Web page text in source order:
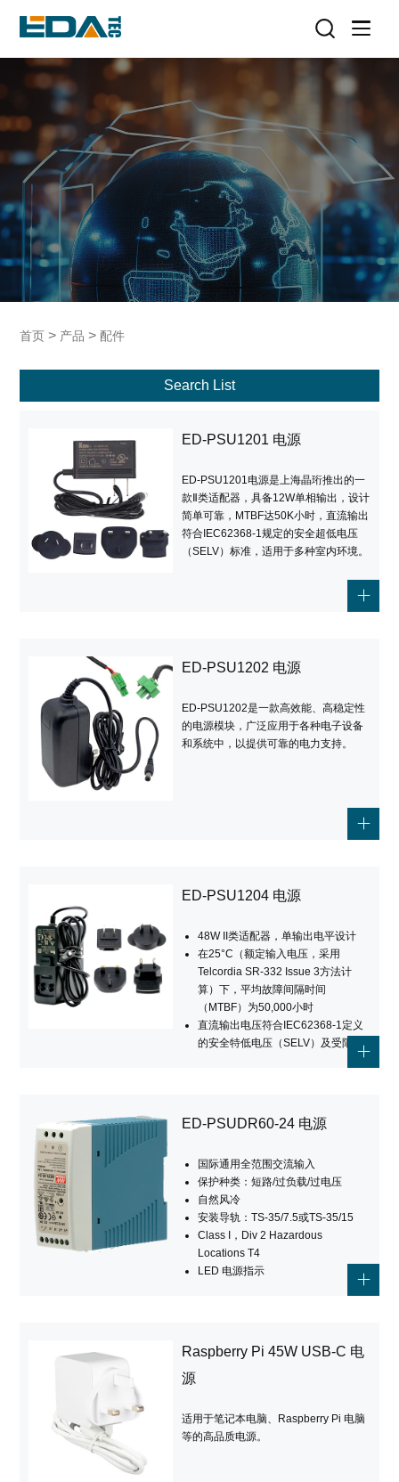
首页 > 产品 >配件
Search List
ED-PSU1201 电源
ED-PSU1201电源是上海晶珩推出的一
款Ⅱ类适配器，具备12W单相输出，设计
简单可靠，MTBF达50K小时，直流输出
符合IEC62368-1规定的安全超低电压
（SELV）标准，适用于多种室内环境。
ED-PSU1202 电源
ED-PSU1202是一款高效能、高稳定性
的电源模块，广泛应用于各种电子设备
和系统中，以提供可靠的电力支持。
ED-PSU1204 电源
48W II类适配器，单输出电平设计
在25°C（额定输入电压，采用
Telcordia SR-332 Issue 3方法计
算）下，平均故障间隔时间
（MTBF）为50,000小时
直流输出电压符合IEC62368-1定义
的安全特低电压（SELV）​及受限功
简洁的外观设计
ED-PSUDR60-24 电源
国际通用全范围交流输入
保护种类：短路/过负载/过电压
自然风冷
安装导轨：TS-35/7.5或TS-35/15
Class I，Div 2 Hazardous
Locations T4
LED 电源指示
Raspberry Pi 45W USB-C 电
源
适用于笔记本电脑、Raspberry Pi 电脑
等的高品质电源。